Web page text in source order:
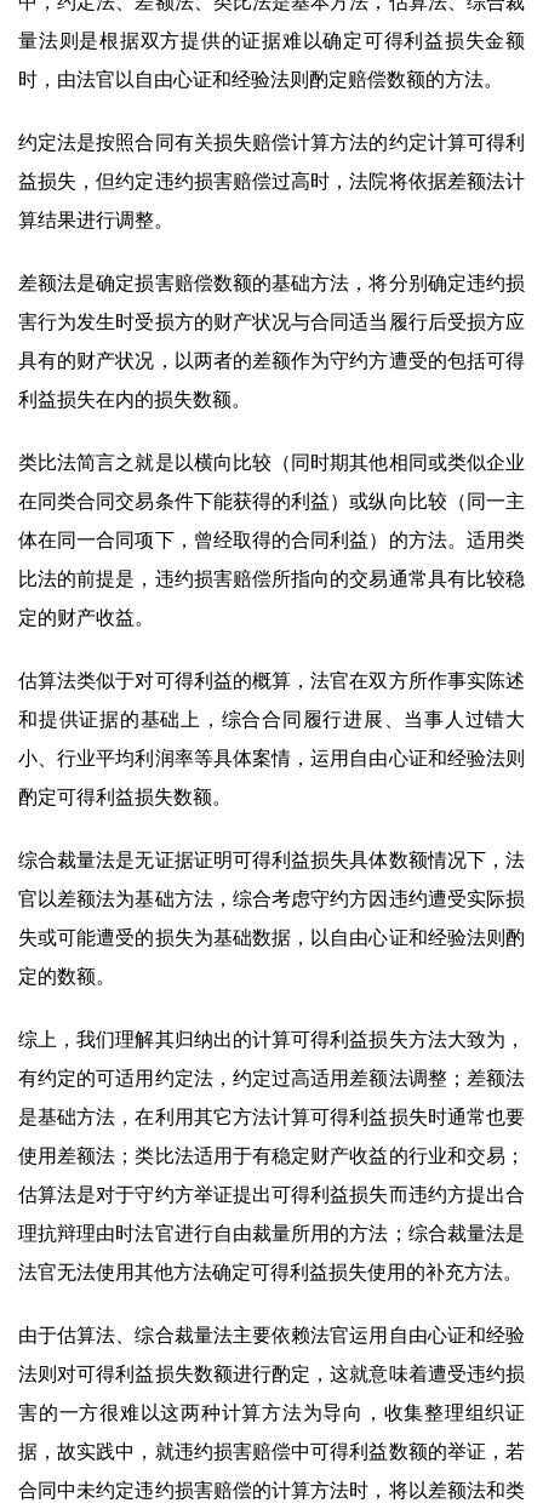
量法则是根据双方提供的证据难以确定可得利益损失金额
时，由法官以自由心证和经验法则酌定赔偿数额的方法。
约定法是按照合同有关损失赔偿计算方法的约定计算可得利
益损失，但约定违约损害赔偿过高时，法院将依据差额法计
算结果进行调整。
差额法是确定损害赔偿数额的基础方法，将分别确定违约损
害行为发生时受损方的财产状况与合同适当履行后受损方应
具有的财产状况，以两者的差额作为守约方遭受的包括可得
利益损失在内的损失数额。
类比法简言之就是以横向比较（同时期其他相同或类似企业
在同类合同交易条件下能获得的利益）或纵向比较（同一主
体在同一合同项下，曾经取得的合同利益）的方法。适用类
比法的前提是，违约损害赔偿所指向的交易通常具有比较稳
定的财产收益。
估算法类似于对可得利益的概算，法官在双方所作事实陈述
和提供证据的基础上，综合合同履行进展、当事人过错大
小、行业平均利润率等具体案情，运用自由心证和经验法则
酌定可得利益损失数额。
综合裁量法是无证据证明可得利益损失具体数额情况下，法
官以差额法为基础方法，综合考虑守约方因违约遭受实际损
失或可能遭受的损失为基础数据，以自由心证和经验法则酌
定的数额。
综上，我们理解其归纳出的计算可得利益损失方法大致为，
有约定的可适用约定法，约定过高适用差额法调整；差额法
是基础方法，在利用其它方法计算可得利益损失时通常也要
使用差额法；类比法适用于有稳定财产收益的行业和交易；
估算法是对于守约方举证提出可得利益损失而违约方提出合
理抗辩理由时法官进行自由裁量所用的方法；综合裁量法是
法官无法使用其他方法确定可得利益损失使用的补充方法。
由于估算法、综合裁量法主要依赖法官运用自由心证和经验
法则对可得利益损失数额进行酌定，这就意味着遭受违约损
害的一方很难以这两种计算方法为导向，收集整理组织证
据，故实践中，就违约损害赔偿中可得利益数额的举证，若
合同中未约定违约损害赔偿的计算方法时，将以差额法和类